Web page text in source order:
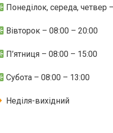
Понеділок, середа, четвер
Вівторок – 08:00 – 20:00
П’ятниця – 08:00 – 15:00
Субота – 08:00 – 13:00
Неділя-вихідний